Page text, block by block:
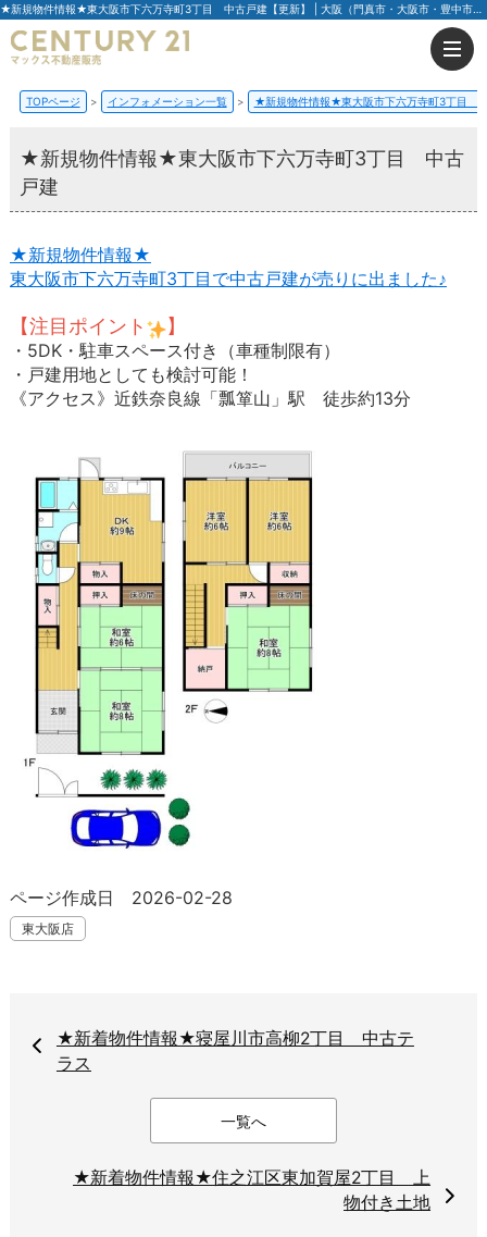
★新規物件情報★東大阪市下六万寺町3丁目 中古戸建【更新】 | 大阪（門真市・大阪市・豊中市）の不動産はセンチュリー21マックス不動産販売
TOPページ インフォメーション一覧 ★新規物件情報★東大阪市下六万寺町3丁目
★新規物件情報★東大阪市下六万寺町3丁目 中古
戸建
★新規物件情報★
東大阪市下六万寺町3丁目で中古戸建が売りに出ました♪
【注目ポイント 】
・5DK・駐車スペース付き（車種制限有）
・戸建用地としても検討可能！
《アクセス》近鉄奈良線「瓢箪山」駅 徒歩約13分
ページ作成日 2026-02-28
東大阪店
★新着物件情報★寝屋川市高柳2丁目 中古テ
ラス
一覧へ
★新着物件情報★住之江区東加賀屋2丁目 上
物付き土地